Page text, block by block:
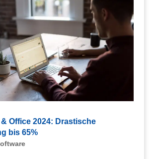
Office 2024: Drastische
bis 65%